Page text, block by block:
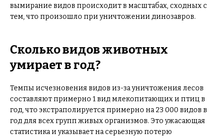
вымирание видов происходит в масштабах, сходных с
тем, что произошло при уничтожении динозавров.
Сколько видов животных
умирает в год?
Темпы исчезновения видов из-за уничтожения лесов
составляют примерно 1 вид млекопитающих и птиц в
год, что экстраполируется примерно на 23 000 видов в
год для всех групп живых организмов. Это ужасающая
статистика и указывает на серьезную потерю